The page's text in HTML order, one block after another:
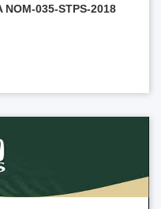
NOM-035-STPS-2018